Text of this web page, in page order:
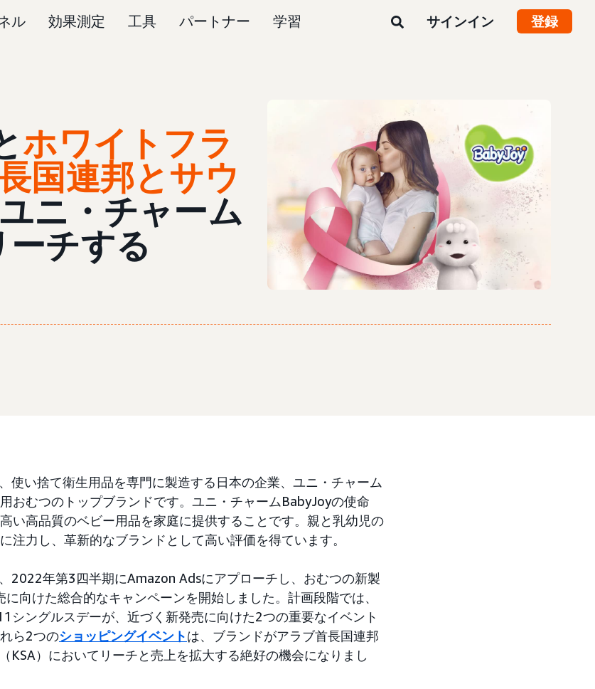
ル 効果測定 工具 パートナー 学習 サインイン 登録
ホワイトフラ
国連邦とサウ
ニ・チャーム
ーチする
使い捨て衛生用品を専門に製造する日本の企業、ユニ・チャーム
おむつのトップブランドです。ユニ・チャームBabyJoyの使命
い高品質のベビー用品を家庭に提供することです。親と乳幼児の
注力し、革新的なブランドとして高い評価を得ています。
2022年第3四半期にAmazon Adsにアプローチし、おむつの新製
向けた総合的なキャンペーンを開始しました。計画段階では、
シングルスデーが、近づく新発売に向けた2つの重要なイベント
ら2つのショッピングイベントは、ブランドがアラブ首長国連邦
KSA）においてリーチと売上を拡大する絶好の機会になりまし